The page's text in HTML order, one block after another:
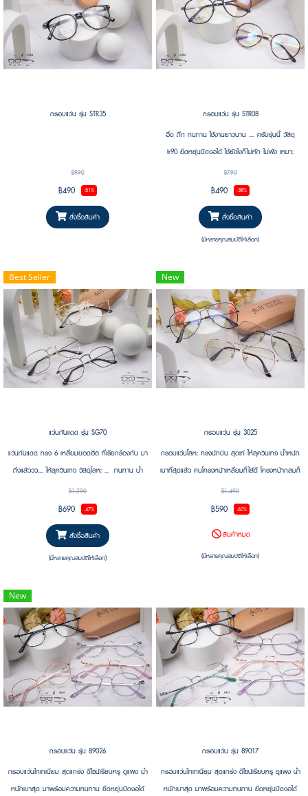
กรอบแว่น รุ่น STR35
฿990
฿490 -51%
สั่งซื้อสินค้า
กรอบแว่น รุ่น STR08
อึด ถึก ทนทาน ใช้งานยาวนาน .... ครับรุ่นนี้ วัสดุ
tr90 ยืดหยุ่นบิดงอได้ ใช้ยังไงก็ไม่หัก ไม่พัง เหมาะ
สำหรับคนที่มีไลฟ์สไตล์ลุยๆ รวมถึงคนซุ่มซ่ามนี่เหมาะ
เลย
฿790
฿490 -38%
สั่งซื้อสินค้า
(มีหลายคุณสมบัติให้เลือก)
Best Seller
แว่นกันแดด รุ่น SG70
แว่นกันแดด ทรง 6 เหลี่ยมยอดฮิต ที่เรียกร้องกัน มา
ถึงแล้ววว.... ให้ลุควินเทจ วัสดุโลหะ ... ทนทาน น้ำ
หนักเบา สวมใส่สบาย ไม่บีบหัว...
฿1,290
฿690 -47%
สั่งซื้อสินค้า
(มีหลายคุณสมบัติให้เลือก)
New
กรอบแว่น รุ่น 3025
กรอบแว่นโลหะ ทรงนักบิน สุดเท่ ให้ลุควินเทจ น้ำหนัก
เบาที่สุดแล้ว คนโครงหน้าเหลี่ยมก็ใส่ดี โครงหน้ากลมก็
ใส่ได้ เป็นแว่นขนาดกลางใส่ได้ ทั้งชาย และ หญิง
สวยงามเรียบหรู งานดีมาก .....
฿1,490
฿590 -60%
สินค้าหมด
(มีหลายคุณสมบัติให้เลือก)
New
กรอบแว่น รุ่น 89026
กรอบแว่นไทเทเนียม สุดแกร่ง ดีไซน์เรียบหรู ดูแพง น้ำ
หนักเบาสุด มาพร้อมความทนทาน ยืดหยุ่นบิดงอได้
กรอบแว่น รุ่น 89017
กรอบแว่นไทเทเนียม สุดแกร่ง ดีไซน์เรียบหรู ดูแพง น้ำ
หนักเบาสุด มาพร้อมความทนทาน ยืดหยุ่นบิดงอได้